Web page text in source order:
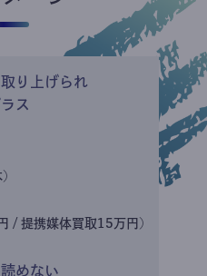
り上げられ
ス
)
/ 提携媒体買取15万円)
めない